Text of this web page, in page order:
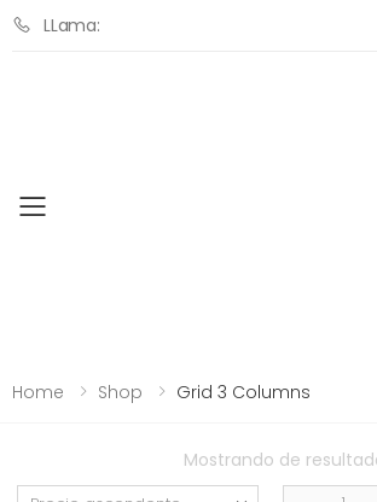
LLama:
Toggle mobile menu
Home Shop Grid 3 Columns
Mostrando de